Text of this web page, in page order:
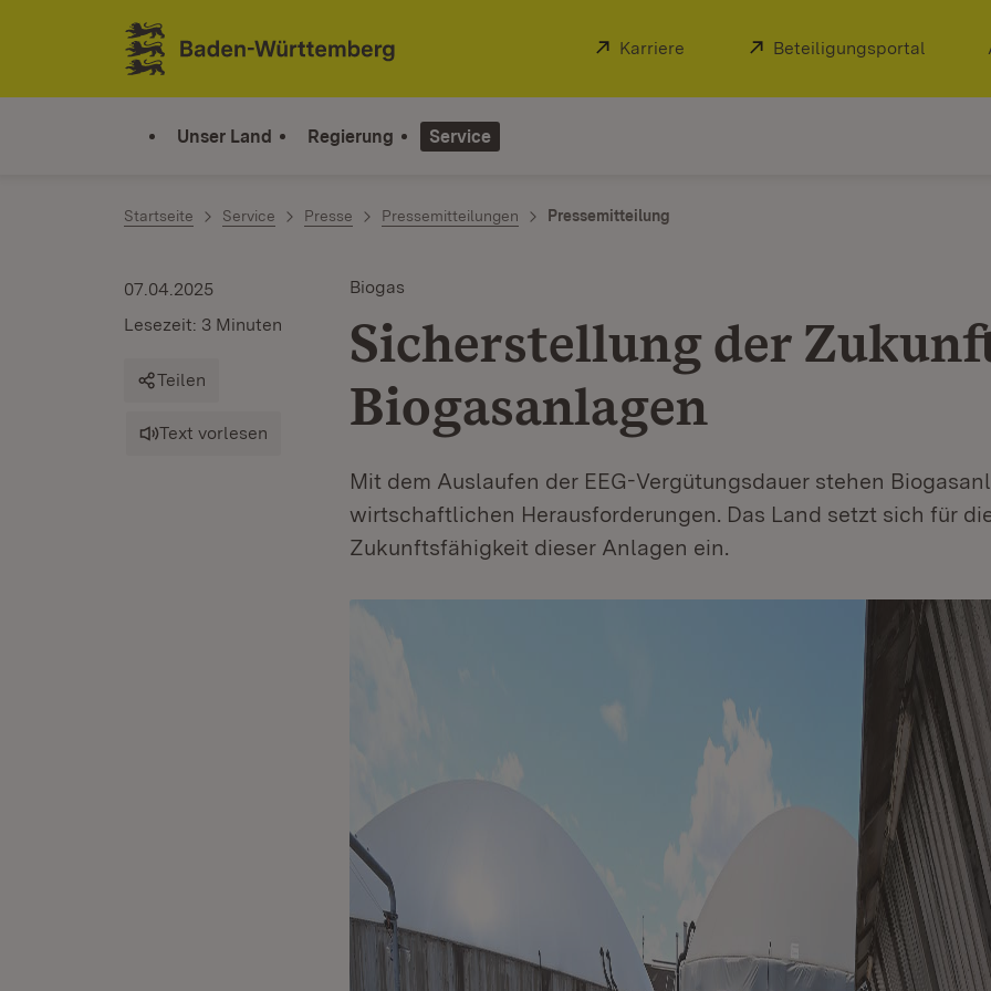
Zum Inhalt springen
Link zur Startseite
Extern:
Karriere (Öffnet in neuem Fenster)
Extern:
Beteiligungsportal
Unser Land Regierung Service
Startseite Service Presse Pressemitteilungen Pressemitteilung
Biogas
Sicherstellung der
Biogasanlagen
Mit dem Auslaufen der EEG-Vergütungsdauer stehen
wirtschaftlichen Herausforderungen. Das Land setzt sich für
Zukunftsfähigkeit dieser Anlagen ein.
07.04.2025
Lesezeit: 3 Minuten
Teilen
Text vorlesen